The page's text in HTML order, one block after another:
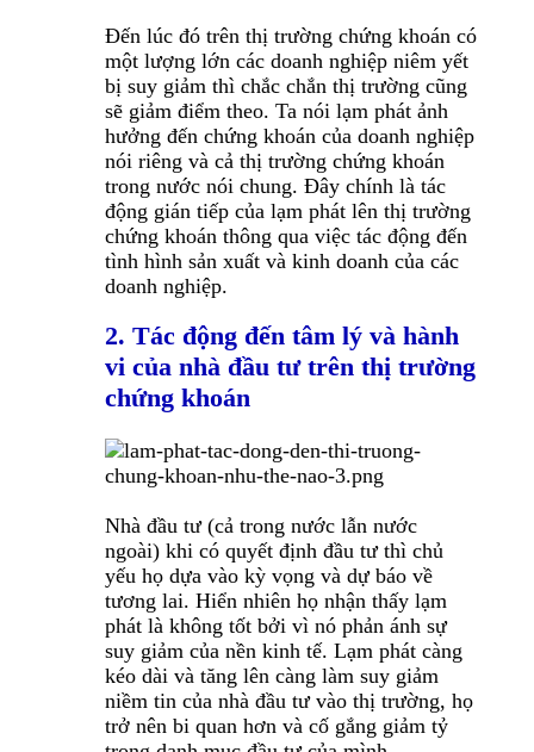
Đến lúc đó trên thị trường chứng khoán có
một lượng lớn các doanh nghiệp niêm yết
bị suy giảm thì chắc chắn thị trường cũng
sẽ giảm điểm theo. Ta nói lạm phát ảnh
hưởng đến chứng khoán của doanh nghiệp
nói riêng và cả thị trường chứng khoán
trong nước nói chung. Đây chính là tác
động gián tiếp của lạm phát lên thị trường
chứng khoán thông qua việc tác động đến
tình hình sản xuất và kinh doanh của các
doanh nghiệp.
2. Tác động đến tâm lý và hành
vi của nhà đầu tư trên thị trường
chứng khoán
Nhà đầu tư (cả trong nước lẫn nước
ngoài) khi có quyết định đầu tư thì chủ
yếu họ dựa vào kỳ vọng và dự báo về
tương lai. Hiển nhiên họ nhận thấy lạm
phát là không tốt bởi vì nó phản ánh sự
suy giảm của nền kinh tế. Lạm phát càng
kéo dài và tăng lên càng làm suy giảm
niềm tin của nhà đầu tư vào thị trường, họ
trở nên bi quan hơn và cố gắng giảm tỷ